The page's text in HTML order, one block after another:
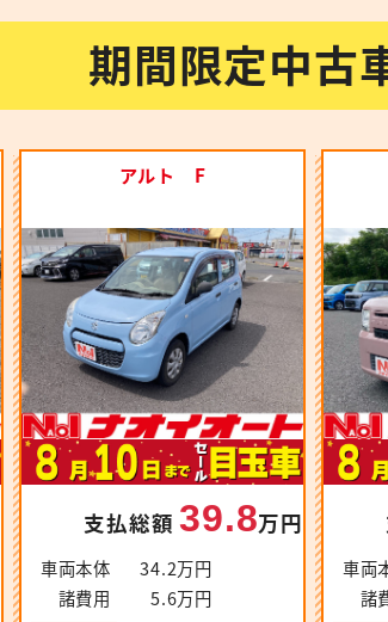
期間限定中古
アルト F
支払総額39.8万円
車両本体
34.2万円
諸費用
5.6万円
車両
諸